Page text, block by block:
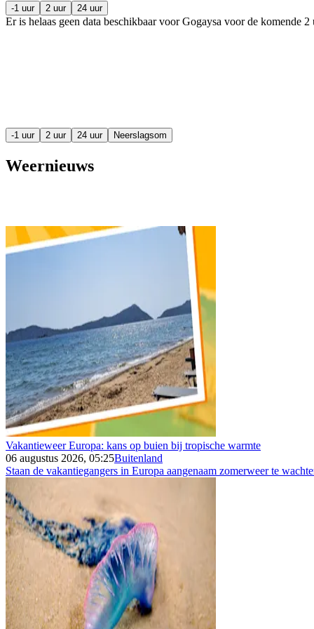
-1 uur 2 uur 24 uur
Er is helaas geen data beschikbaar voor Gogaysa voor de komende 2
-1 uur 2 uur 24 uur Neerslagsom
Weernieuws
Vakantieweer Europa: kans op buien bij tropische warmte
06 augustus 2026, 05:25Buitenland
Staan de vakantiegangers in Europa aangenaam zomerweer te